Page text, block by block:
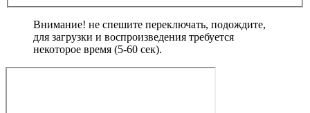
Внимание! не спешите переключать, подождите,
для загрузки и воспроизведения требуется
некоторое время (5-60 сек).